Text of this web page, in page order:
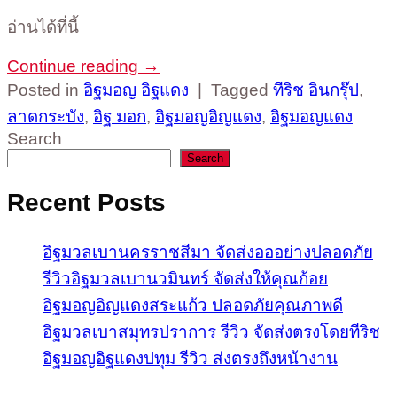
อ่านได้ที่นี้
Continue reading →
Posted in อิฐมอญ อิฐแดง Tagged ทีริช อินกรุ๊ป,
ลาดกระบัง, อิฐ มอก, อิฐมอญอิญแดง, อิฐมอญแดง
Search
Search
Recent Posts
อิฐมวลเบานครราชสีมา จัดส่งอออย่างปลอดภัย
รีวิวอิฐมวลเบานวมินทร์ จัดส่งให้คุณก้อย
อิฐมอญอิญแดงสระแก้ว ปลอดภัยคุณภาพดี
อิฐมวลเบาสมุทรปราการ รีวิว จัดส่งตรงโดยทีริช
อิฐมอญอิฐแดงปทุม รีวิว ส่งตรงถึงหน้างาน